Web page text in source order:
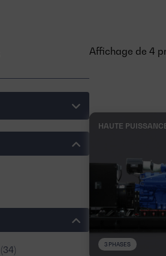
(34)
Affichage de 4
HAUTE
3 PHASES